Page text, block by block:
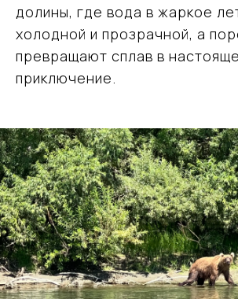
долины, где вода в жаркое
холодной и прозрачной, а
превращают сплав в
приключение.